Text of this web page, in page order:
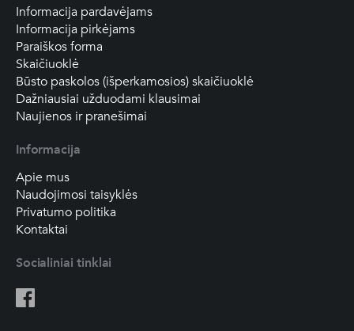
Informacija pardavėjams
Informacija pirkėjams
Paraiškos forma
Skaičiuoklė
Būsto paskolos (išperkamosios) skaičiuoklė
Dažniausiai užduodami klausimai
Naujienos ir pranešimai
Informacija
Apie mus
Naudojimosi taisyklės
Privatumo politika
Kontaktai
Socialiniai tinklai